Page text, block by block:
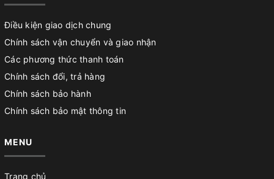
Điều kiện giao dịch chung
Chính sách vận chuyển và giao nhận
Các phương thức thanh toán
Chính sách đổi, trả hàng
Chính sách bảo hành
Chính sách bảo mật thông tin
MENU
Trang chủ